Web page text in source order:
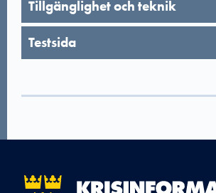
Tillgänglighet och teknik
Testsida